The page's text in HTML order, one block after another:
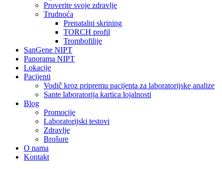
Proverite svoje zdravlje
Trudnoća
Prenatalni skrining
TORCH profil
Trombofilije
SanGene NIPT
Panorama NIPT
Lokacije
Pacijenti
Vodič kroz pripremu pacijenta za laboratorijske analize
Sante laboratorija kartica lojalnosti
Blog
Promocije
Laboratorijski testovi
Zdravlje
Brošure
O nama
Kontakt